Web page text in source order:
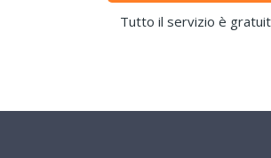
Tutto il servizio è